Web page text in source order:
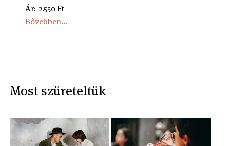
Ár: 2.550 Ft
Bővebben...
Most szüreteltük